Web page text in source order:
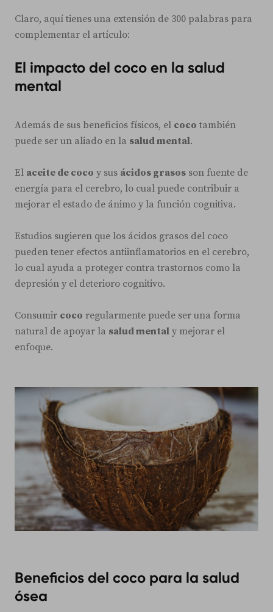
Claro, aquí tienes una extensión de 300 palabras para
complementar el artículo:
El impacto del coco en la salud
mental
Además de sus beneficios físicos, el coco también
puede ser un aliado en la salud mental.
El aceite de coco y sus ácidos grasos son fuente de
energía para el cerebro, lo cual puede contribuir a
mejorar el estado de ánimo y la función cognitiva.
Estudios sugieren que los ácidos grasos del coco
pueden tener efectos antiinflamatorios en el cerebro,
lo cual ayuda a proteger contra trastornos como la
depresión y el deterioro cognitivo.
Consumir coco regularmente puede ser una forma
natural de apoyar la salud mental y mejorar el
enfoque.
Beneficios del coco para la salud
ósea